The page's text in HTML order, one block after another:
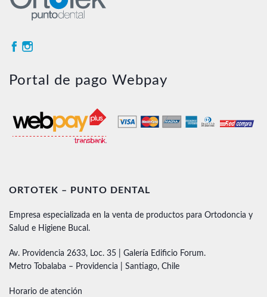
Portal de pago Webpay
ORTOTEK – PUNTO DENTAL
Empresa especializada en la venta de productos para Ortodoncia y
Salud e Higiene Bucal.
Av. Providencia 2633, Loc. 35 | Galería Edificio Forum.
Metro Tobalaba – Providencia | Santiago, Chile
Horario de atención